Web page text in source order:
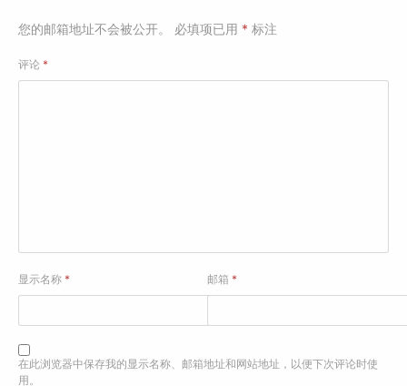
您的邮箱地址不会被公开。 必填项已用 * 标注
评论 *
显示名称 * 邮箱*
在此浏览器中保存我的显示名称、邮箱地址和网站地址，以便下次评论时使
用。